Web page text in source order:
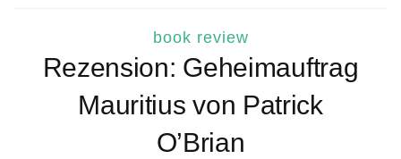
book review
Rezension: Geheimauftrag
Mauritius von Patrick
O’Brian